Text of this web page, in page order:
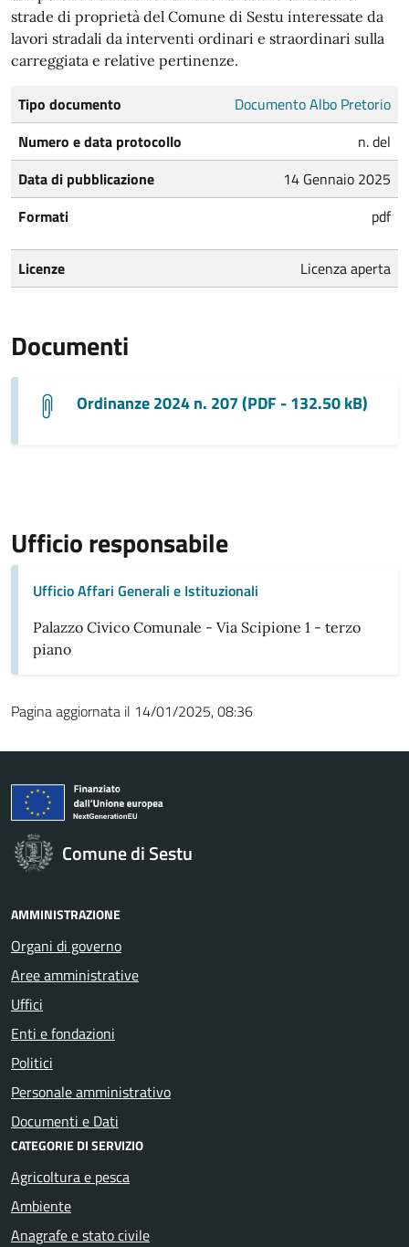
strade di proprietà del Comune di Sestu interessate da
lavori stradali da interventi ordinari e straordinari sulla
carreggiata e relative pertinenze.
Tipo documento
Documento Albo Pretorio
Numero e data protocollo
n. del
Data di pubblicazione
14 Gennaio 2025
Formati
pdf
Licenze Licenza aperta
Documenti
Ordinanze 2024 n. 207 (PDF - 132.50 kB)
Ufficio responsabile
Ufficio Affari Generali e Istituzionali
Palazzo Civico Comunale - Via Scipione 1 - terzo
piano
Pagina aggiornata il 14/01/2025, 08:36
Comune di Sestu
AMMINISTRAZIONE
Organi di governo
Aree amministrative
Uffici
Enti e fondazioni
Politici
Personale amministrativo
Documenti e Dati
CATEGORIE DI SERVIZIO
Agricoltura e pesca
Ambiente
Anagrafe e stato civile